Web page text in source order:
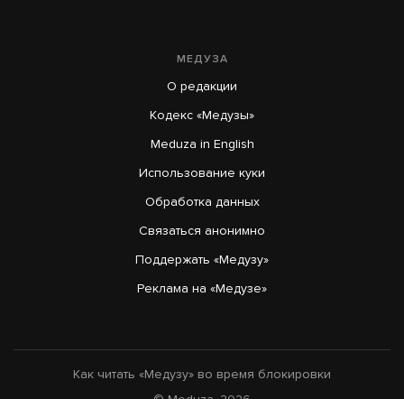
МЕДУЗА
О редакции
Кодекс «Медузы»
Meduza in English
Использование куки
Обработка данных
Связаться анонимно
Поддержать «Медузу»
Реклама на «Медузе»
Как читать «Медузу» во время блокировки